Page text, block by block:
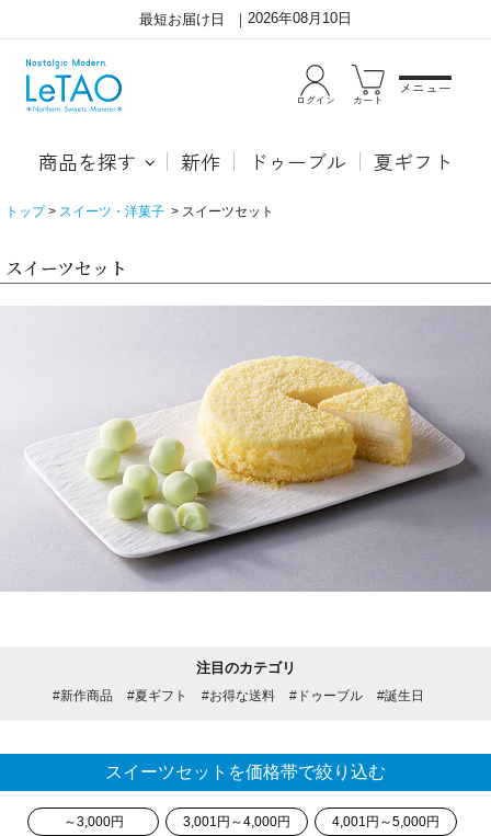
最短お届け日 2026年08月10日
ログイン カート
メニュー
商品を探す 新作 ドゥーブル 夏ギフト
トップ スイーツ・洋菓子 スイーツセット
スイーツセット
注目のカテゴリ
#新作商品 #夏ギフト #お得な送料 #ドゥーブル #誕生日
スイーツセットを価格帯で絞り込む
～3,000円 3,001円～4,000円 4,001円～5,000円